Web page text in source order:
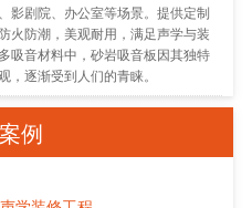
影剧院、办公室等场景。提供定制
火防潮，美观耐用，满足声学与装
吸音材料中，砂岩吸音板因其独特
，逐渐受到人们的青睐。
例